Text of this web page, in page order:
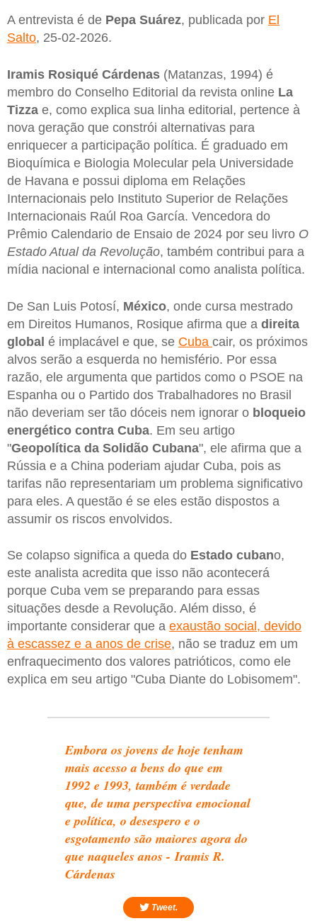
A entrevista é de Pepa Suárez, publicada por El
Salto, 25-02-2026.
Iramis Rosiqué Cárdenas (Matanzas, 1994) é
membro do Conselho Editorial da revista online La
Tizza e, como explica sua linha editorial, pertence à
nova geração que constrói alternativas para
enriquecer a participação política. É graduado em
Bioquímica e Biologia Molecular pela Universidade
de Havana e possui diploma em Relações
Internacionais pelo Instituto Superior de Relações
Internacionais Raúl Roa García. Vencedora do
Prêmio Calendario de Ensaio de 2024 por seu livro O
Estado Atual da Revolução, também contribui para a
mídia nacional e internacional como analista política.
De San Luis Potosí, México, onde cursa mestrado
em Direitos Humanos, Rosique afirma que a direita
global é implacável e que, se Cuba cair, os próximos
alvos serão a esquerda no hemisfério. Por essa
razão, ele argumenta que partidos como o PSOE na
Espanha ou o Partido dos Trabalhadores no Brasil
não deveriam ser tão dóceis nem ignorar o bloqueio
energético contra Cuba. Em seu artigo
"Geopolítica da Solidão Cubana", ele afirma que a
Rússia e a China poderiam ajudar Cuba, pois as
tarifas não representariam um problema significativo
para eles. A questão é se eles estão dispostos a
assumir os riscos envolvidos.
Se colapso significa a queda do Estado cubano,
este analista acredita que isso não acontecerá
porque Cuba vem se preparando para essas
situações desde a Revolução. Além disso, é
importante considerar que a exaustão social, devido
à escassez e a anos de crise, não se traduz em um
enfraquecimento dos valores patrióticos, como ele
explica em seu artigo "Cuba Diante do Lobisomem".
Embora os jovens de hoje tenham
mais acesso a bens do que em
1992 e 1993, também é verdade
que, de uma perspectiva emocional
e política, o desespero e o
esgotamento são maiores agora do
que naqueles anos - Iramis R.
Cárdenas
Tweet.